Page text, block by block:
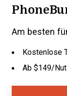
Am besten
Kostenlose
Ab $149/